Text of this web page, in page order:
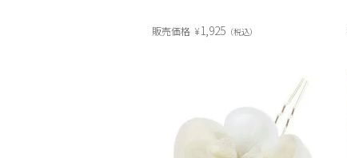
販売価格 ¥1,925 税込